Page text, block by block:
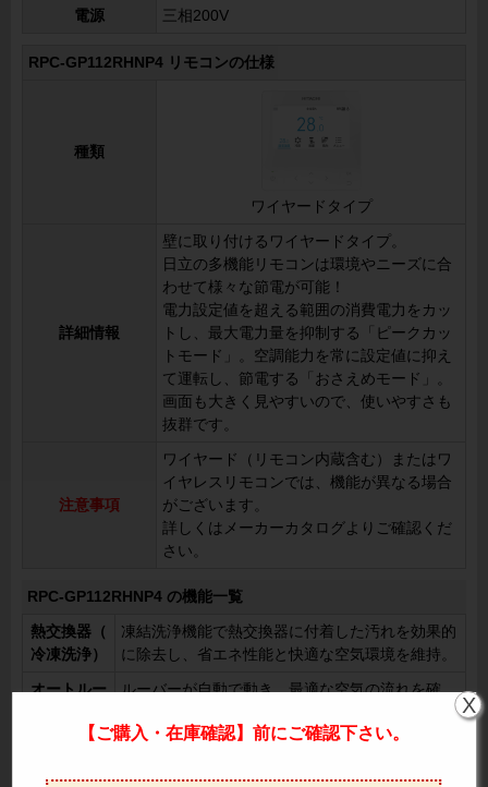
電源 三相200V
RPC-GP112RHNP4 リモコンの仕様
種類
ワイヤードタイプ
詳細情報
壁に取り付けるワイヤードタイプ。
日立の多機能リモコンは環境やニーズに合
わせて様々な節電が可能！
電力設定値を超える範囲の消費電力をカッ
トし、最大電力量を抑制する「ピークカッ
トモード」。空調能力を常に設定値に抑え
て運転し、節電する「おさえめモード」。
画面も大きく見やすいので、使いやすさも
抜群です。
注意事項
ワイヤード（リモコン内蔵含む）またはワ
イヤレスリモコンでは、機能が異なる場合
がございます。
詳しくはメーカーカタログよりご確認くだ
さい。
RPC-GP112RHNP4 の機能一覧
熱交換器（
冷凍洗浄）
凍結洗浄機能で熱交換器に付着した汚れを効果的
に除去し、省エネ性能と快適な空気環境を維持。
オートルー
ルーバーが自動で動き、最適な空気の流れを確
手動で風向を固定し、特定エリアへの送風や回避
【ご購入・在庫確認】前にご確認下さい。
X